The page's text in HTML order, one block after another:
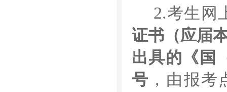
2.考生网
证书（应届
出具的《国
号 ， 由报考